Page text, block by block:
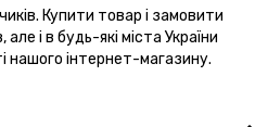
Купити товар і замовити
і в будь-які міста України
нашого інтернет-магазину.